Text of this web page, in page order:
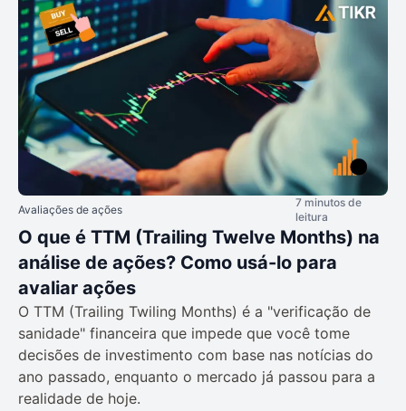
Avaliações de ações
7 minutos de
leitura
O que é TTM (Trailing Twelve Months) na
análise de ações? Como usá-lo para
avaliar ações
O TTM (Trailing Twiling Months) é a "verificação de
sanidade" financeira que impede que você tome
decisões de investimento com base nas notícias do
ano passado, enquanto o mercado já passou para a
realidade de hoje.